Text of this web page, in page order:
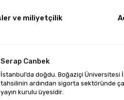
ve miliyetçilik
Serap Canbek
İstanbul’da doğdu. Boğaziçi Üniversitesi
tahsilinin ardından sigorta sektöründe
yayın kurulu üyesidir.